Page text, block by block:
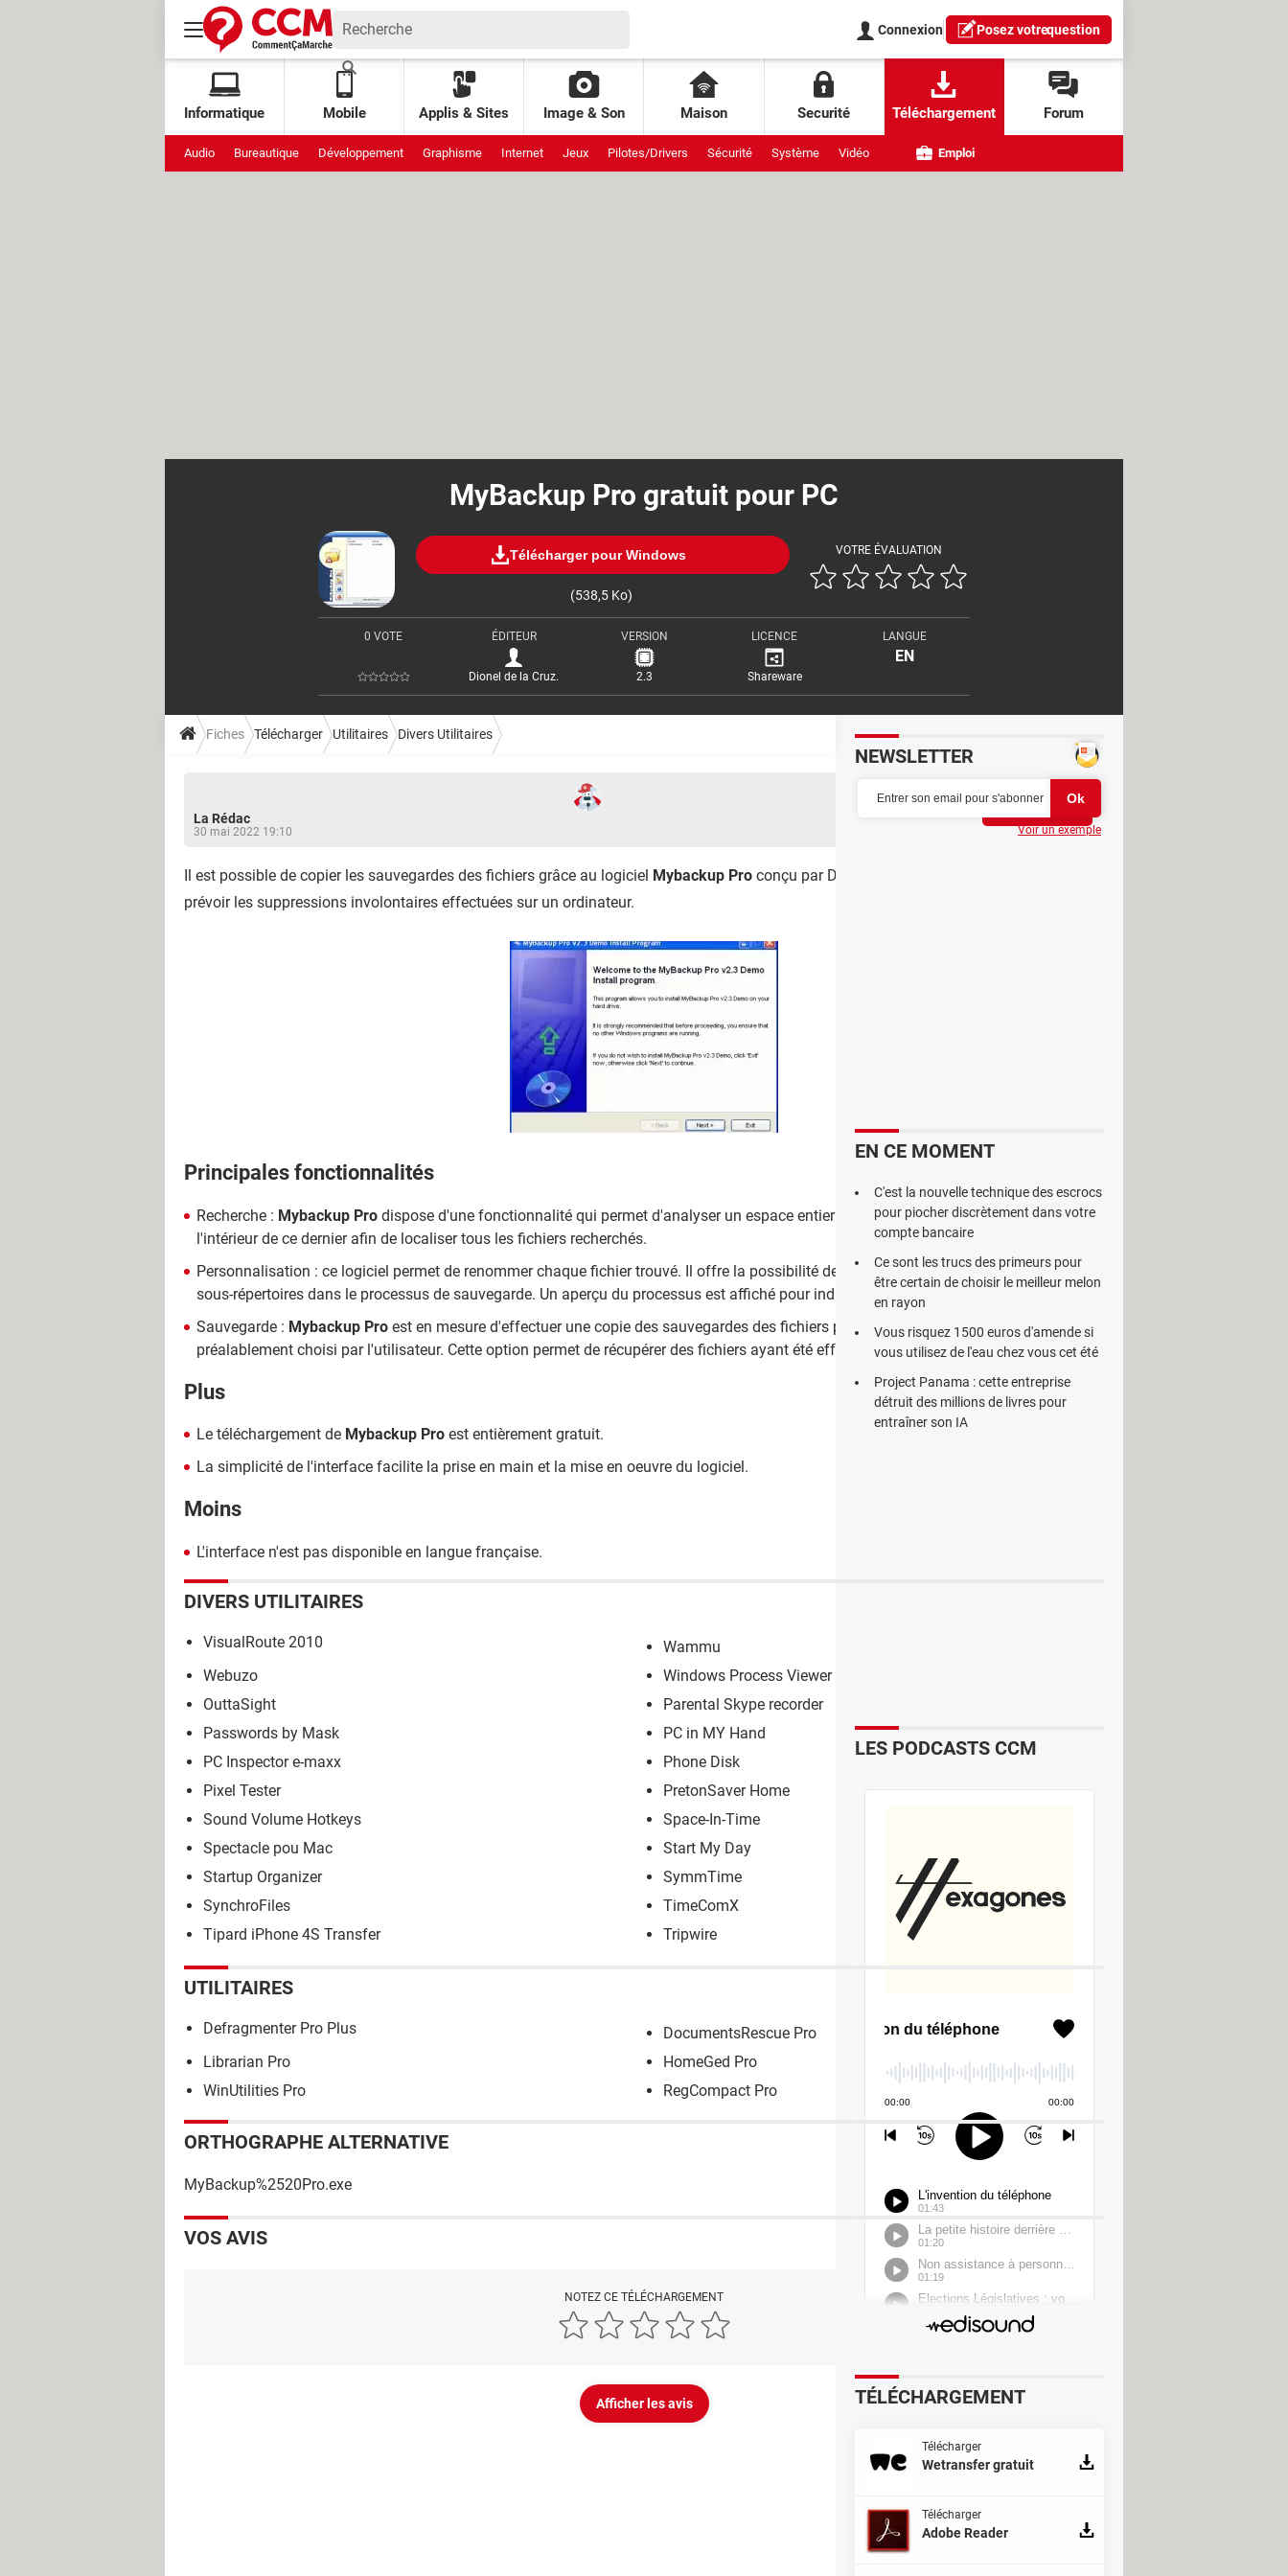
Connexion Posez votrequestion
Informatique Mobile Applis & Sites Image & Son Maison Securité Téléchargement Forum
Audio Bureautique Développement Graphisme Internet Jeux Pilotes/Drivers Sécurité Système Vidéo Emploi
MyBackup Pro gratuit pour PC
Télécharger pour Windows
(538,5 Ko)
VOTRE ÉVALUATION
0 VOTE ÉDITEUR
Dionel de la Cruz.
VERSION
2.3
LICENCE
Shareware
LANGUE
EN
Fiches Télécharger Utilitaires Divers Utilitaires
La Rédac
30 mai 2022 19:10
Il est possible de copier les sauvegardes des fichiers grâce au logiciel Mybackup Pro conçu par Dionel de la Cruz. Cet utilitaire permet de
prévoir les suppressions involontaires effectuées sur un ordinateur.
Principales fonctionnalités
Recherche : Mybackup Pro dispose d'une fonctionnalité qui permet d'analyser un espace entier ou partiel du disque dur. Il navigue à
l'intérieur de ce dernier afin de localiser tous les fichiers recherchés.
Personnalisation : ce logiciel permet de renommer chaque fichier trouvé. Il offre la possibilité de spécifier le type et d'ajouter ou non les
sous-répertoires dans le processus de sauvegarde. Un aperçu du processus est affiché pour indiquer l'évolution de la copie.
Sauvegarde : Mybackup Pro est en mesure d'effectuer une copie des sauvegardes des fichiers pour les placer dans un dossier précis
préalablement choisi par l'utilisateur. Cette option permet de récupérer des fichiers ayant été effacés intentionnellement du disque dur.
Plus
Le téléchargement de Mybackup Pro est entièrement gratuit.
La simplicité de l'interface facilite la prise en main et la mise en oeuvre du logiciel.
Moins
L'interface n'est pas disponible en langue française.
DIVERS UTILITAIRES
VisualRoute 2010
Wammu
Webuzo
Windows Process Viewer
OuttaSight
Parental Skype recorder
Passwords by Mask
PC in MY Hand
PC Inspector e-maxx
Phone Disk
Pixel Tester
PretonSaver Home
Sound Volume Hotkeys
Space-In-Time
Spectacle pou Mac
Start My Day
Startup Organizer
SymmTime
SynchroFiles
TimeComX
Tipard iPhone 4S Transfer
Tripwire
UTILITAIRES
Defragmenter Pro Plus
DocumentsRescue Pro
Librarian Pro
HomeGed Pro
WinUtilities Pro
RegCompact Pro
ORTHOGRAPHE ALTERNATIVE
MyBackup%2520Pro.exe
VOS AVIS
NOTEZ CE TÉLÉCHARGEMENT
Afficher les avis
NEWSLETTER
Voir un exemple
EN CE MOMENT
C'est la nouvelle technique des escrocs
pour piocher discrètement dans votre
compte bancaire
Ce sont les trucs des primeurs pour
être certain de choisir le meilleur melon
en rayon
Vous risquez 1500 euros d'amende si
vous utilisez de l'eau chez vous cet été
Project Panama : cette entreprise
détruit des millions de livres pour
entraîner son IA
LES PODCASTS CCM
TÉLÉCHARGEMENT
Télécharger
Wetransfer gratuit
Télécharger
Adobe Reader